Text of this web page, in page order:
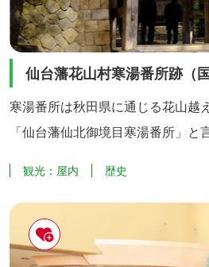
仙台藩花山村寒湯番所跡（
寒湯番所は秋田県に通じる花山越
「仙台藩仙北御境目寒湯番所」と
慶長年代からで、200余年間、往
行っていました。 現在は、安政の初期に改築した、四脚門
と役宅が現存しています。門には
使わずくさび止めした総ケヤキ造りの建
観光：屋内 歴史